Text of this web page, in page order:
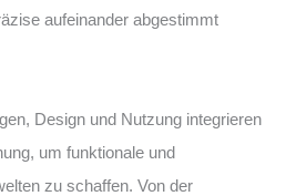
aufeinander abgestimmt
Design und Nutzung integrieren
um funktionale und
zu schaffen. Von der